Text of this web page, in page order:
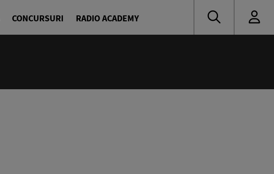
CONCURSURI RADIO ACADEMY